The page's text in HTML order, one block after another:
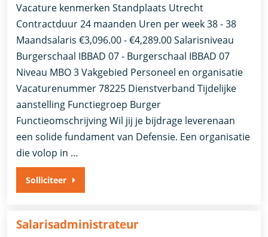
Vacature kenmerken Standplaats Utrecht
Contractduur 24 maanden Uren per week 38 - 38
Maandsalaris €3,096.00 - €4,289.00 Salarisniveau
Burgerschaal IBBAD 07 - Burgerschaal IBBAD 07
Niveau MBO 3 Vakgebied Personeel en organisatie
Vacaturenummer 78225 Dienstverband Tijdelijke
aanstelling​​ Functiegroep Burger​
Functieomschrijving Wil jij je bijdrage leverenaan
een solide fundament van Defensie. Een organisatie
die volop in …
Solliciteer
Salarisadministrateur